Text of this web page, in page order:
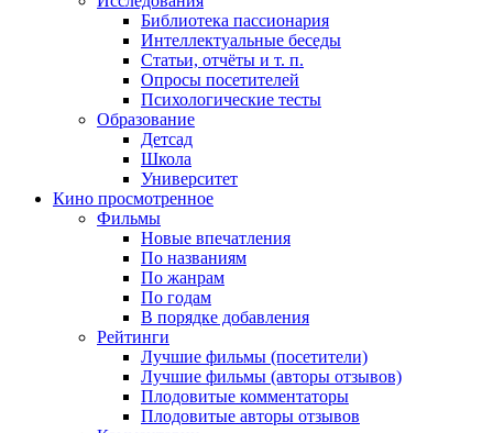
Библиотека пассионария
Интеллектуальные беседы
Статьи, отчёты и т. п.
Опросы посетителей
Психологические тесты
Образование
Детсад
Школа
Университет
Кино просмотренное
Фильмы
Новые впечатления
По названиям
По жанрам
По годам
В порядке добавления
Рейтинги
Лучшие фильмы (посетители)
Лучшие фильмы (авторы отзывов)
Плодовитые комментаторы
Плодовитые авторы отзывов